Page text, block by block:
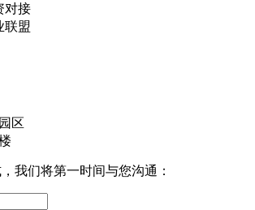
对接
联盟
区
我们将第一时间与您沟通：